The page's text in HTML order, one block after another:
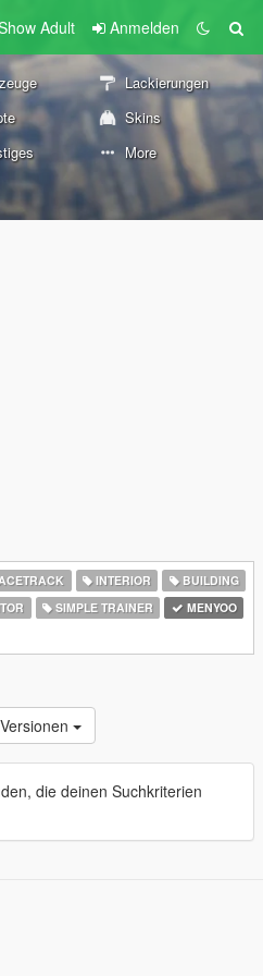
Adult Anmelden
Lackierungen
Skins
More
INTERIOR
BUILDING
SIMPLE TRAINER
MENYOO
die deinen Suchkriterien